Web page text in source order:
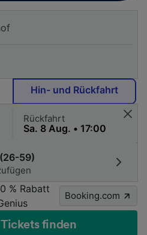
Hin- und Rückfahrt
Rückfahrt
59)
% Rabatt
Booking.com
finden